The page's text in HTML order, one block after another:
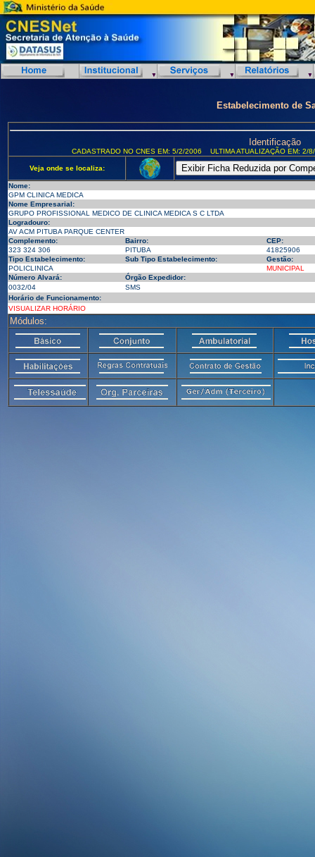
Estabelecimento de
Identificação
CADASTRADO NO CNES EM: 5/2/2006 ULTIMA ATUALIZAÇÃO EM:
Veja onde se localiza:
Nome:
GPM CLINICA MEDICA
Nome Empresarial:
GRUPO PROFISSIONAL MEDICO DE CLINICA MEDICA S C LTDA
Logradouro:
AV ACM PITUBA PARQUE CENTER
Complemento:
Bairro:
CEP:
323 324 306
PITUBA
41825906
Tipo Estabelecimento:
Sub Tipo Estabelecimento:
Gestão:
POLICLINICA
MUNICIPAL
Número Alvará:
Órgão Expedidor:
0032/04
SMS
Horário de Funcionamento:
VISUALIZAR HORÁRIO
Módulos: